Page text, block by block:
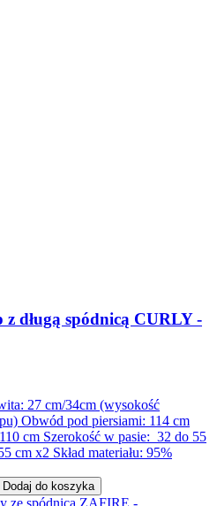
długą spódnicą CURLY -
27 cm/34cm (wysokość
Obwód pod piersiami: 114 cm
cm Szerokość w pasie: 32 do 55
cm x2 Skład materiału: 95%
Dodaj do koszyka